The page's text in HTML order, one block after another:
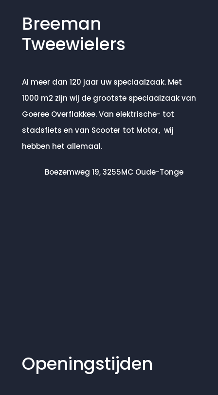
Breeman
Tweewielers
Al meer dan 120 jaar uw speciaalzaak. Met
1000 m2 zijn wij de grootste speciaalzaak van
Goeree Overflakkee. Van elektrische- tot
stadsfiets en van Scooter tot Motor, wij
hebben het allemaal.
Boezemweg 19, 3255MC Oude-Tonge
Openingstijden